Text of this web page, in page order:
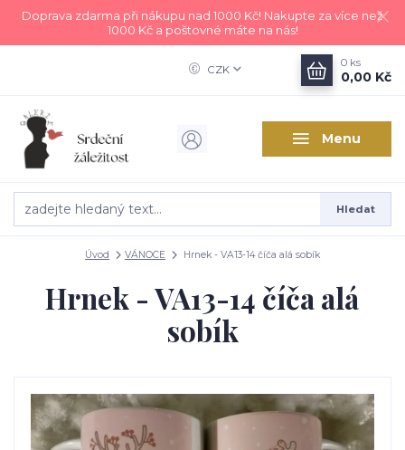
Doprava zdarma při nákupu nad 1000 Kč! Nakupte za více než
1000 Kč a poštovné máte na nás!
Menu
CZK
Hledat
0 ks
0,00 Kč
Úvod VÁNOCE Hrnek - VA13-14 číča alá sobík
Hrnek - VA13-14 číča alá
sobík